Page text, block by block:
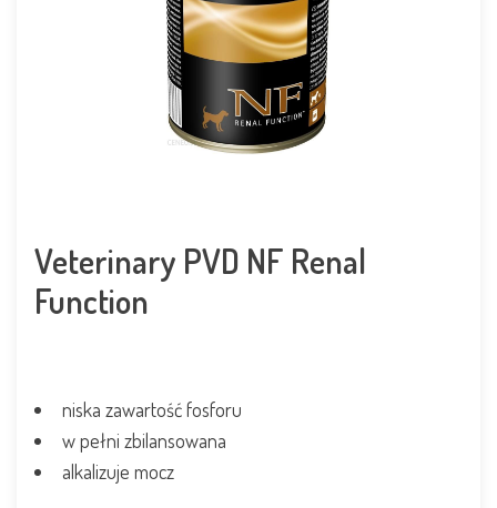
Veterinary PVD NF Renal
Function
niska zawartość fosforu
w pełni zbilansowana
alkalizuje mocz